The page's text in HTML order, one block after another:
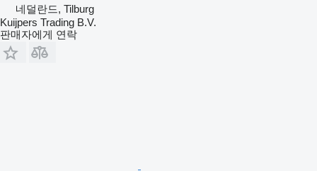
네덜란드, Tilburg
Kuijpers Trading B.V.
판매자에게 연락